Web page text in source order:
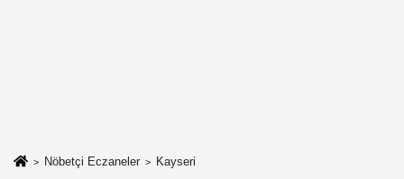
Nöbetçi Eczaneler Kayseri